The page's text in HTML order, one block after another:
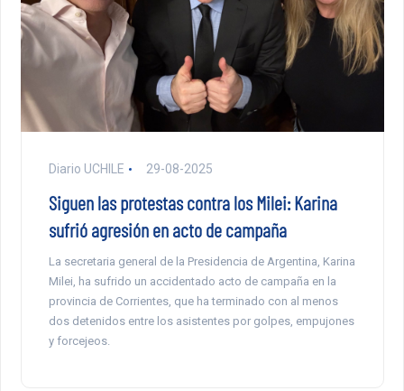
Diario UCHILE 29-08-2025
Siguen las protestas contra los Milei: Karina
sufrió agresión en acto de campaña
La secretaria general de la Presidencia de Argentina, Karina
Milei, ha sufrido un accidentado acto de campaña en la
provincia de Corrientes, que ha terminado con al menos
dos detenidos entre los asistentes por golpes, empujones
y forcejeos.